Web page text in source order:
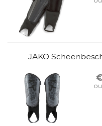
JAKO